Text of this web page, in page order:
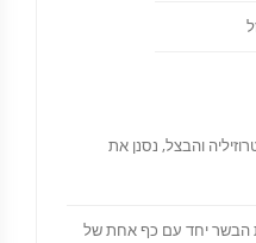
והבצל, נסנן את
הבשר יחד עם כף אחת של